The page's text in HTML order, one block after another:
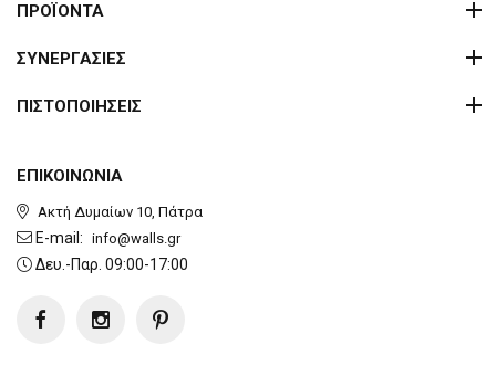
ΕΠΙΚΟΙΝΩΝΙΑ
Ακτή Δυμαίων 10, Πάτρα
E-mail: info@walls.gr
Δευ.-Παρ. 09:00-17:00
ΠΡΟΪΟΝΤΑ
ΣΥΝΕΡΓΑΣΙΕΣ
ΠΙΣΤΟΠΟΙΗΣΕΙΣ